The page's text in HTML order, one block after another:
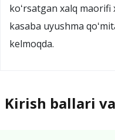
koʻrsatgan xalq
kasaba uyushma
kelmoqda.
Kirish ballari